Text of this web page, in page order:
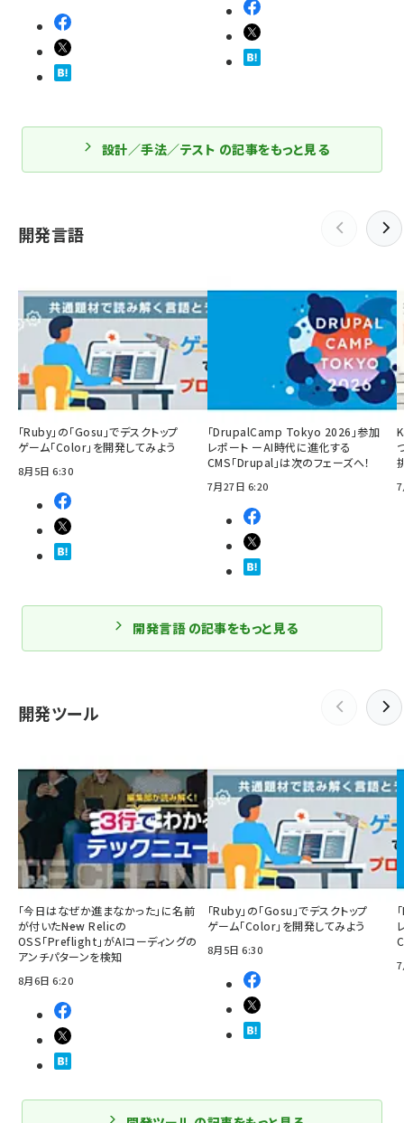
設計／手法／テスト の記事をもっと見る
開発言語
「Ruby」の「Gosu」でデスクトップ
ゲーム「Color」を開発してみよう
8月5日 6:30
「DrupalCamp Tokyo 2026」参加
レポート ーAI時代に進化する
CMS「Drupal」は次のフェーズへ！
7月27日 6:20
開発言語 の記事をもっと見る
開発ツール
「今日はなぜか進まなかった」に名前
が付いた――New Relicの
OSS「Preflight」がAIコーディングの
アンチパターンを検知
8月6日 6:20
「Ruby」の「Gosu」でデスクトップ
ゲーム「Color」を開発してみよう
8月5日 6:30